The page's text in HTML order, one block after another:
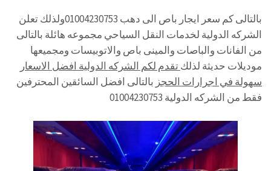
بالتالى كم سعر ايجار باص الى دهب 01004230753ولذلك تعلن
الشركه الدولية لخدمات النقل السياحي مجموعه هائلة بالتالى
من الفانات والباصات والمينى باص والاتوبيسات ومجميعها
موديلات حديثة لذلكتقدم لكم الشركه الدولية افضل الاسعار
سهولة في اجرارات الحجز بالتالى افضل السائقين المحترفين
فقط من الشركه الدولية 01004230753